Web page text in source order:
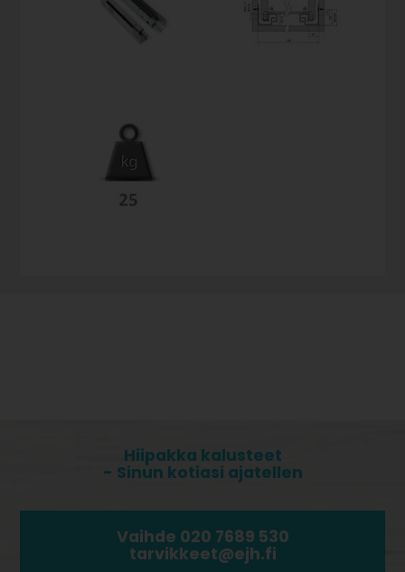
Hiipakka kalusteet
- Sinun kotiasi ajatellen
Vaihde 020 7689 530
tarvikkeet@ejh.fi